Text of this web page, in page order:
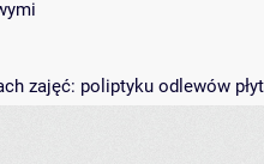
zajęć: poliptyku odlewów